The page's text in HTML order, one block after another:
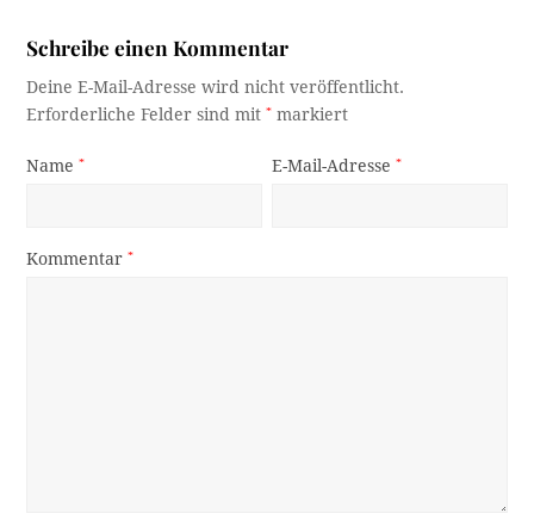
Schreibe einen Kommentar
Deine E-Mail-Adresse wird nicht veröffentlicht.
Erforderliche Felder sind mit* markiert
Name* E-Mail-Adresse*
Kommentar*